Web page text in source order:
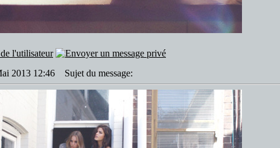
2013 12:46 Sujet du message: